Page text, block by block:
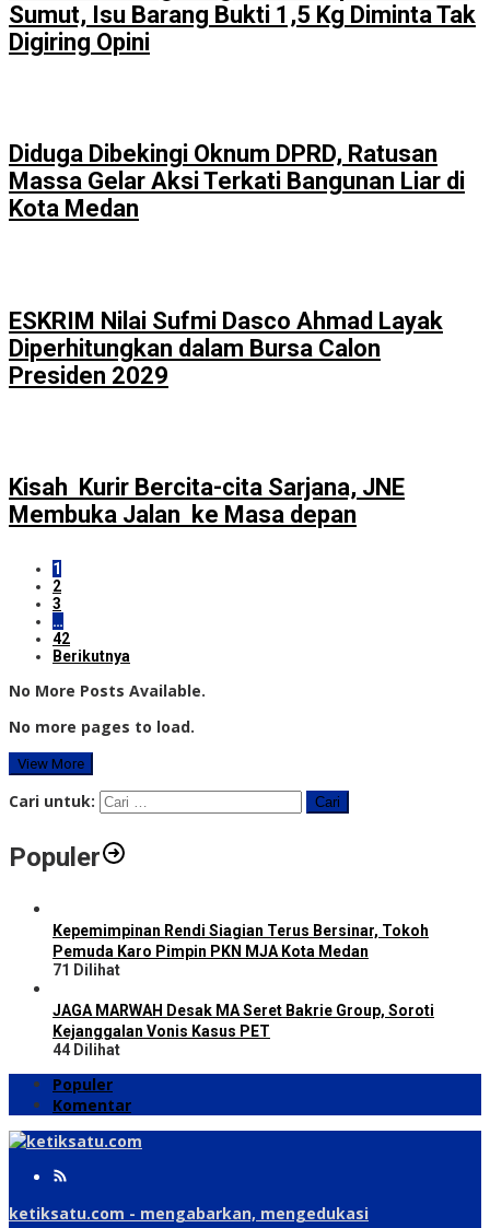
Sumut, Isu Barang Bukti 1,5 Kg Diminta Tak
Digiring Opini
Diduga Dibekingi Oknum DPRD, Ratusan
Massa Gelar Aksi Terkati Bangunan Liar di
Kota Medan
ESKRIM Nilai Sufmi Dasco Ahmad Layak
Diperhitungkan dalam Bursa Calon
Presiden 2029
Kisah Kurir Bercita-cita Sarjana, JNE
Membuka Jalan ke Masa depan
1
2
3
…
42
Berikutnya
No More Posts Available.
No more pages to load.
View More
Cari untuk:
Populer
Kepemimpinan Rendi Siagian Terus Bersinar, Tokoh
Pemuda Karo Pimpin PKN MJA Kota Medan
71 Dilihat
JAGA MARWAH Desak MA Seret Bakrie Group, Soroti
Kejanggalan Vonis Kasus PET
44 Dilihat
Populer
Komentar
ketiksatu.com - mengabarkan, mengedukasi